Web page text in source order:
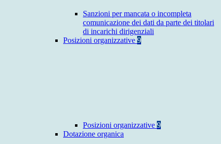
Sanzioni per mancata o incompleta
comunicazione dei dati da parte dei titolari
di incarichi dirigenziali
Posizioni organizzative 9
Posizioni organizzative 9
Dotazione organica